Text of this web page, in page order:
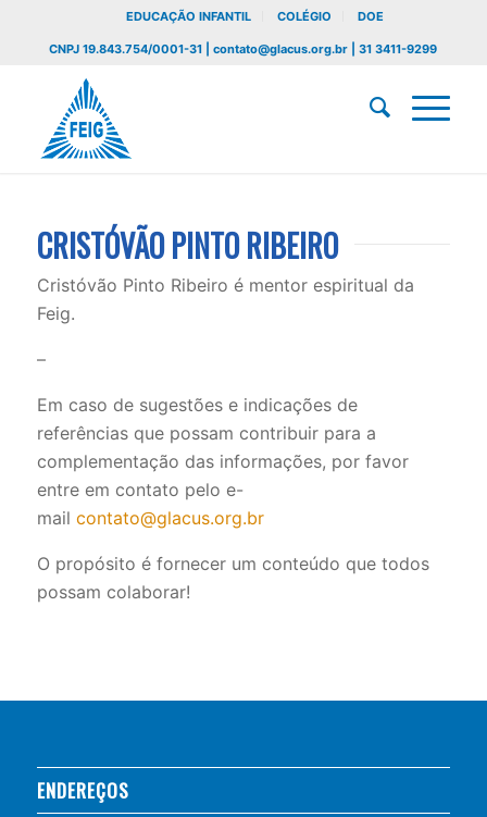
EDUCAÇÃO INFANTIL COLÉGIO DOE
CNPJ 19.843.754/0001-31 | contato@glacus.org.br | 31 3411-9299
CRISTÓVÃO PINTO RIBEIRO
Cristóvão Pinto Ribeiro é mentor espiritual da
Feig.
–
Em caso de sugestões e indicações de
referências que possam contribuir para a
complementação das informações, por favor
entre em contato pelo e-
mail contato@glacus.org.br
O propósito é fornecer um conteúdo que todos
possam colaborar!
ENDEREÇOS